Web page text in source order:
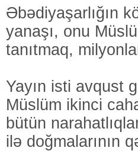
Əbədiyaşarlığın
yanaşı, onu
tanıtmaq,
Yayın isti avqust
Müslüm ikinci
bütün
ilə doğmalarının